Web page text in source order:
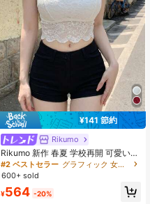
¥141 節約
Rikumo
Rikumo 新作 春夏 学校再開 可愛い&
セクシー ピュアレース キャミソール
パッド入りブラ、無地 レディース イ
ワイト
#2 ベストセラー
グラフィック 女性用タンクトップ&キャミス
600+ sold
¥564 -20%